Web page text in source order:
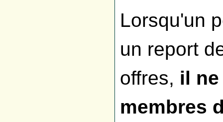
Lorsqu'un
un report
offres, il
membres